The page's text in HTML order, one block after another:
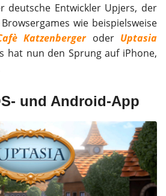
deutsche Entwickler Upjers, der
wie beispielsweise
Katzenberger oder Uptasia
hat nun den Sprung auf iPhone,
und Android-App